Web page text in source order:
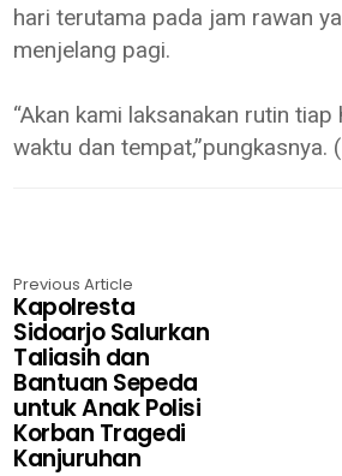
hari terutama pada jam rawan
menjelang pagi.
“Akan kami laksanakan rutin
waktu dan tempat,”pungkasnya.
Previous Article
Kapolresta
Sidoarjo Salurkan
Taliasih dan
Bantuan Sepeda
untuk Anak Polisi
Korban Tragedi
Kanjuruhan